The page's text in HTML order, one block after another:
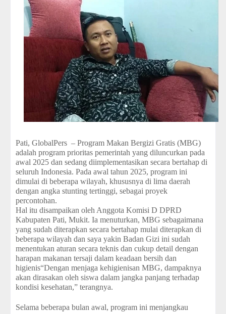
Pati, GlobalPers – Program Makan Bergizi Gratis (MBG)
adalah program prioritas pemerintah yang diluncurkan pada
awal 2025 dan sedang diimplementasikan secara bertahap di
seluruh Indonesia. Pada awal tahun 2025, program ini
dimulai di beberapa wilayah, khususnya di lima daerah
dengan angka stunting tertinggi, sebagai proyek
percontohan.
Hal itu disampaikan oleh Anggota Komisi D DPRD
Kabupaten Pati, Mukit. Ia menuturkan, MBG sebagaimana
yang sudah diterapkan secara bertahap mulai diterapkan di
beberapa wilayah dan saya yakin Badan Gizi ini sudah
menentukan aturan secara teknis dan cukup detail dengan
harapan makanan tersaji dalam keadaan bersih dan
higienis“Dengan menjaga kehigienisan MBG, dampaknya
akan dirasakan oleh siswa dalam jangka panjang terhadap
kondisi kesehatan,” terangnya.
Selama beberapa bulan awal, program ini menjangkau